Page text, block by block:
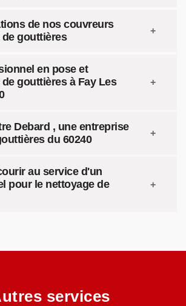
de nos couvreurs
gouttières
en pose et
gouttières à Fay Les
Debard , une entreprise
du 60240
au service d'un
pour le nettoyage de
services